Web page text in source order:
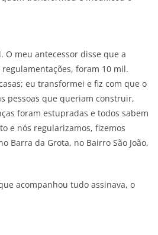
meu antecessor disse que a
foram 10 mil.
eu transformei e fiz com que o
pessoas que queriam construir,
foram estupradas e todos sabem
e nós regularizamos, fizemos
Barra da Grota, no Bairro São João,
acompanhou tudo assinava, o